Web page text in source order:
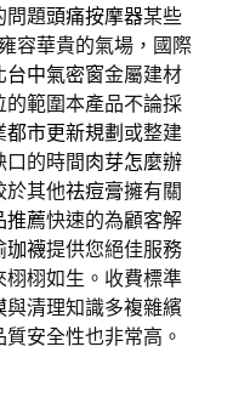
問題頭痛按摩器某些
容華貴的氣場，國際
台中氣密窗金屬建材
的範圍本產品不論採
都市更新規劃 或整建
的時間肉芽怎麼辦
於其他祛痘膏擁有關
推薦快速的為顧客解
珈襪提供您絕佳服務
栩栩如生。收費標準
與清理知識多複雜繽
質安全性也非常高。